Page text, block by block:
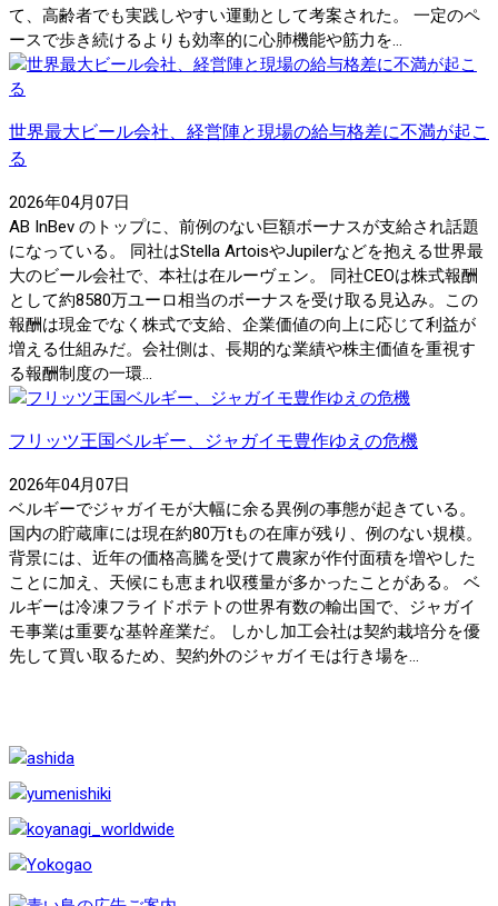
て、高齢者でも実践しやすい運動として考案された。 一定のペ
ースで歩き続けるよりも効率的に心肺機能や筋力を...
世界最大ビール会社、経営陣と現場の給与格差に不満が起こ
る
2026年04月07日
AB InBev のトップに、前例のない巨額ボーナスが支給され話題
になっている。 同社はStella ArtoisやJupilerなどを抱える世界最
大のビール会社で、本社は在ルーヴェン。 同社CEOは株式報酬
として約8580万ユーロ相当のボーナスを受け取る見込み。この
報酬は現金でなく株式で支給、企業価値の向上に応じて利益が
増える仕組みだ。会社側は、長期的な業績や株主価値を重視す
る報酬制度の一環...
フリッツ王国ベルギー、ジャガイモ豊作ゆえの危機
2026年04月07日
ベルギーでジャガイモが大幅に余る異例の事態が起きている。
国内の貯蔵庫には現在約80万tもの在庫が残り、例のない規模。
背景には、近年の価格高騰を受けて農家が作付面積を増やした
ことに加え、天候にも恵まれ収穫量が多かったことがある。 ベ
ルギーは冷凍フライドポテトの世界有数の輸出国で、ジャガイ
モ事業は重要な基幹産業だ。 しかし加工会社は契約栽培分を優
先して買い取るため、契約外のジャガイモは行き場を...